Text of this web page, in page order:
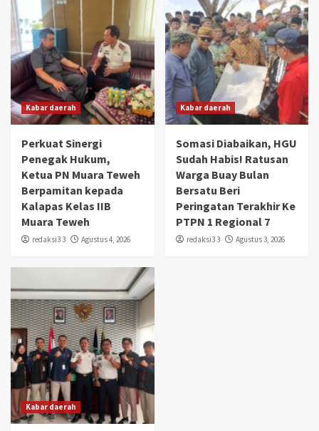
Kabar daerah
Perkuat Sinergi
Penegak Hukum,
Ketua PN Muara Teweh
Berpamitan kepada
Kalapas Kelas IIB
Muara Teweh
redaksi3 3 Agustus 4, 2026
Kabar daerah
Somasi Diabaikan, HGU
Sudah Habis! Ratusan
Warga Buay Bulan
Bersatu Beri
Peringatan Terakhir Ke
PTPN 1 Regional 7
redaksi3 3 Agustus 3, 2026
Kabar daerah